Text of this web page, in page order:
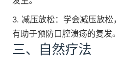
3. 减压放松：学会减压放松
有助于预防口腔溃疡的复发。
三、自然疗法